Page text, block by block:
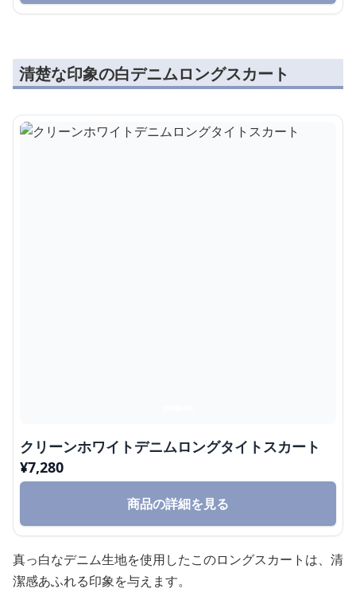
清楚な印象の白デニムロングスカート
クリーンホワイトデニムロングタイトスカート
¥7,280
商品の詳細を見る
真っ白なデニム生地を使用したこのロングスカートは、清
潔感あふれる印象を与えます。